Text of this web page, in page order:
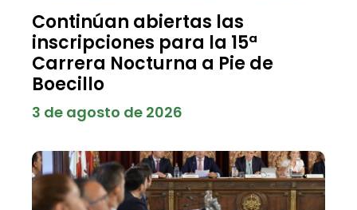
Continúan abiertas las
inscripciones para la 15ª
Carrera Nocturna a Pie de
Boecillo
3 de agosto de 2026